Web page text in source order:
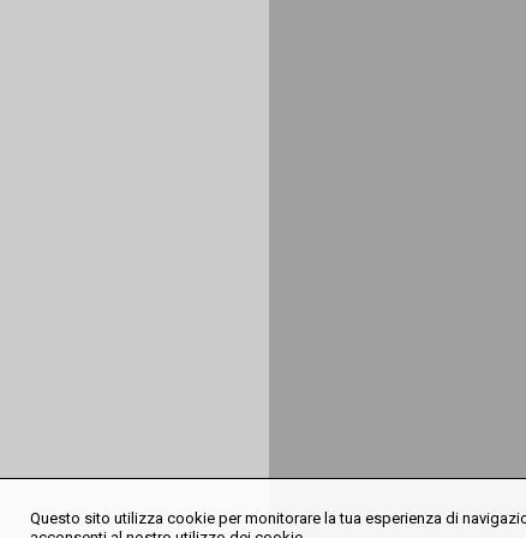
Questo sito utilizza cookie per monitorare la tua esperienza di